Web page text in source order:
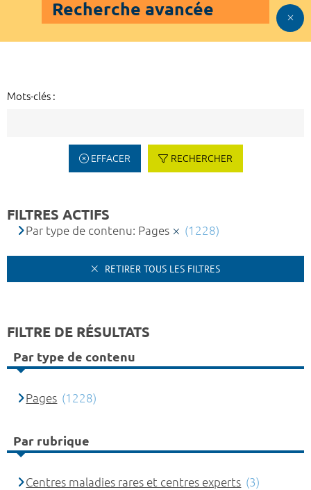
Recherche avancée
Mots-clés :
EFFACER RECHERCHER
FILTRES ACTIFS
Par type de contenu: Pages (1228)
RETIRER TOUS LES FILTRES
FILTRE DE RÉSULTATS
Par type de contenu
Pages (1228)
Par rubrique
Centres maladies rares et centres experts (3)